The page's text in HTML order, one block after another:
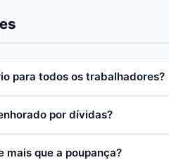
para todos os trabalhadores?
por dívidas?
mais que a poupança?